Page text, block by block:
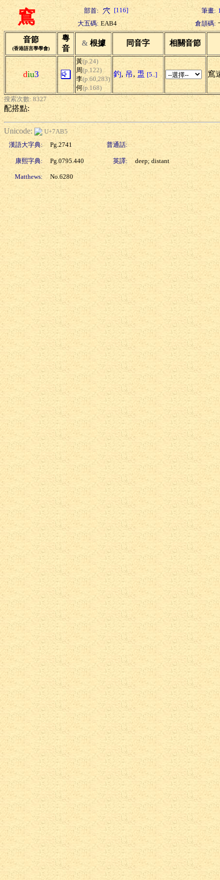
窵 部首: [116] 筆畫:
大五碼: EAB4 倉頡碼:
音節
(香港語言學學會)
粵
音
& 根據 同音字 相關音節
diu3
黃(p.24)
周(p.122)
李(p.60,283)
何(p.168)
釣, 吊, 盄 [5..] 窵
搜索次數: 8327
配搭點:
Unicode:
U+7AB5
漢語大字典:
Pg.2741 普通話:
康熙字典: Pg.0795.440 英譯: deep; distant
Matthews: No.6280